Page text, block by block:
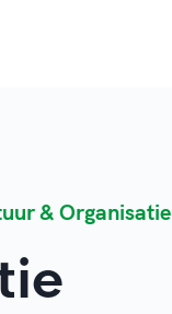
& Organisatie